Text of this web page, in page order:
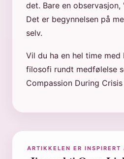
det. Bare en
Det er begynnelsen på
selv.
Vil du ha en hel time med
filosofi rundt medfølelse
Compassion During
ARTIKKELEN ER INSPIRERT